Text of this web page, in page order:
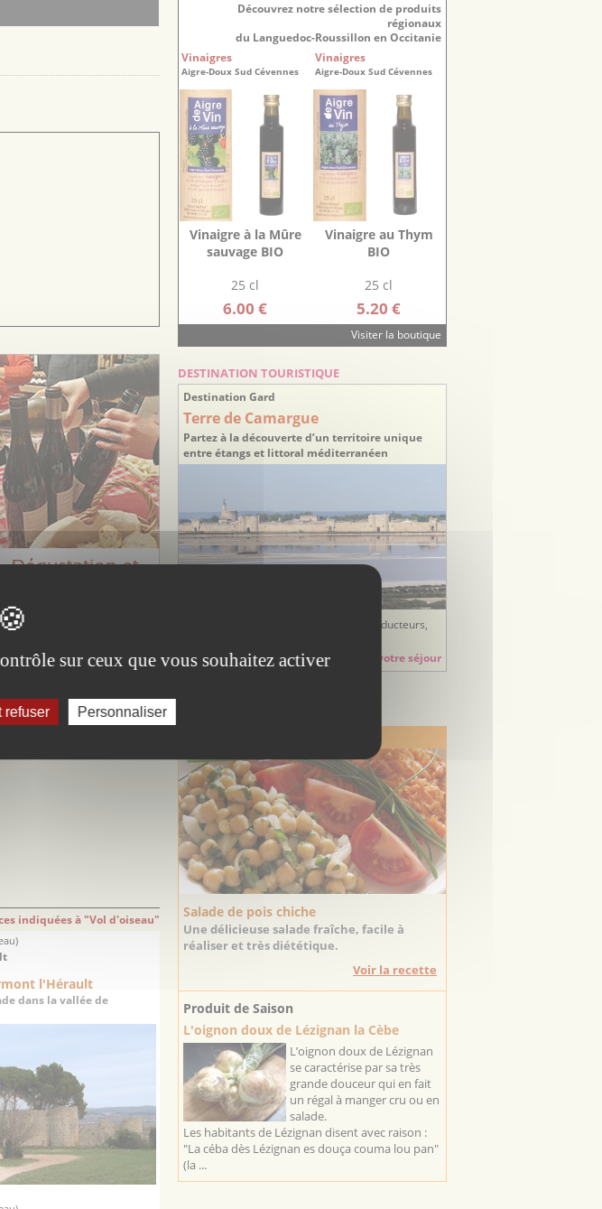
indiquées à "Vol d'oiseau"
l'Hérault
dans la vallée de
Découvrez notre sélection de produits
régionaux
du Languedoc-Roussillon en Occitanie
Vinaigres
Aigre-Doux Sud Cévennes
Vinaigre à la Mûre
sauvage BIO
25 cl
6.00 €
Vinaigres
Aigre-Doux Sud Cévennes
Vinaigre au Thym
BIO
25 cl
5.20 €
Visiter la boutique
DESTINATION TOURISTIQUE
Destination Gard
Terre de Camargue
Partez à la découverte d’un territoire unique
entre étangs et littoral méditerranéen
Idées sorties, balades, randonnées, producteurs,
Préparez votre séjour
Salade de pois chiche
Une délicieuse salade fraîche, facile à
réaliser et très diététique.
Voir la recette
Produit de Saison
L'oignon doux de Lézignan la Cèbe
L’oignon doux de Lézignan
se caractérise par sa très
grande douceur qui en fait
un régal à manger cru ou en
salade.
Les habitants de Lézignan disent avec raison :
"La céba dès Lézignan es douça couma lou pan"
(la ...
sur ceux que vous souhaitez activer
refuser Personnaliser